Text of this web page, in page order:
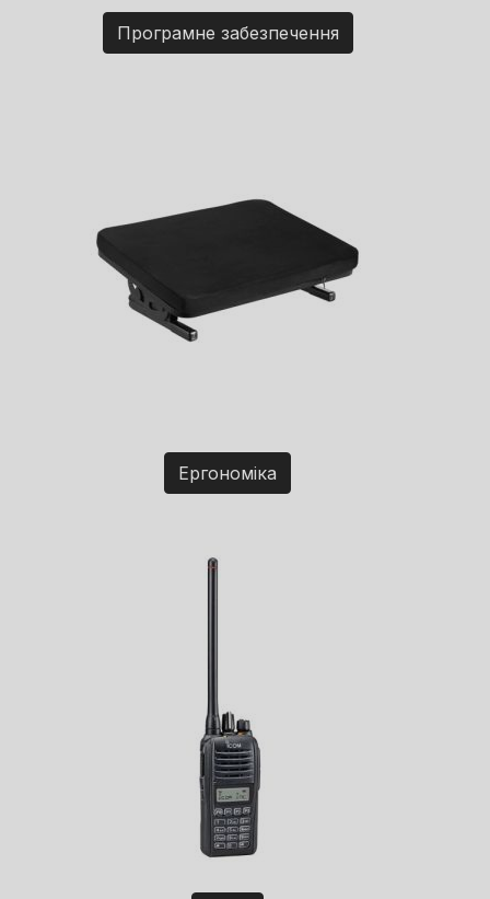
Програмне забезпечення
Ергономіка